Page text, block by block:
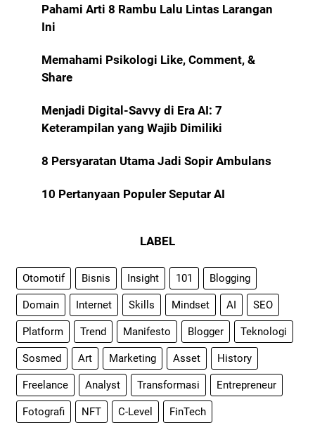
Pahami Arti 8 Rambu Lalu Lintas Larangan
Ini
Memahami Psikologi Like, Comment, &
Share
Menjadi Digital-Savvy di Era AI: 7
Keterampilan yang Wajib Dimiliki
8 Persyaratan Utama Jadi Sopir Ambulans
10 Pertanyaan Populer Seputar AI
LABEL
Otomotif Bisnis Insight 101 Blogging
Domain Internet Skills Mindset AI SEO
Platform Trend Manifesto Blogger Teknologi
Sosmed Art Marketing Asset History
Freelance Analyst Transformasi Entrepreneur
Fotografi NFT C-Level FinTech